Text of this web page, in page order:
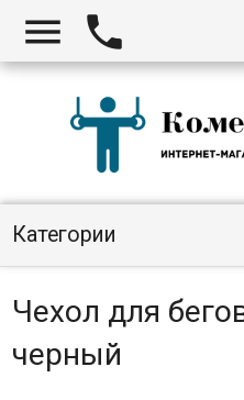
 
Категории
Чехол для
черный